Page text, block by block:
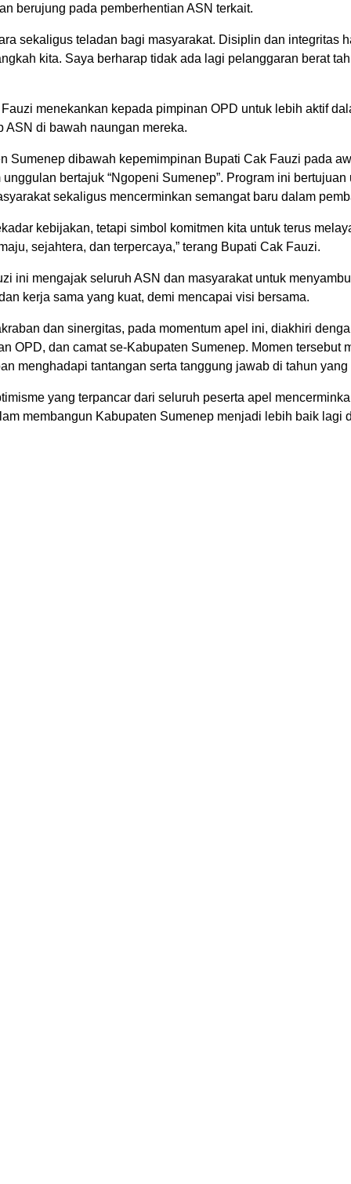
berujung pada pemberhentian ASN terkait.
sekaligus teladan bagi masyarakat. Disiplin dan integritas
kita. Saya berharap tidak ada lagi pelanggaran berat
menekankan kepada pimpinan OPD untuk lebih aktif
ASN di bawah naungan mereka.
Sumenep dibawah kepemimpinan Bupati Cak Fauzi pada
bertajuk “Ngopeni Sumenep”. Program ini
sekaligus mencerminkan semangat baru dalam
kebijakan, tetapi simbol komitmen kita untuk terus
sejahtera, dan terpercaya,” terang Bupati Cak Fauzi.
ini mengajak seluruh ASN dan masyarakat untuk
kerja sama yang kuat, demi mencapai visi bersama.
dan sinergitas, pada momentum apel ini, diakhiri
OPD, dan camat se-Kabupaten Sumenep. Momen tersebut
menghadapi tantangan serta tanggung jawab di tahun yang
yang terpancar dari seluruh peserta apel
membangun Kabupaten Sumenep menjadi lebih baik lagi